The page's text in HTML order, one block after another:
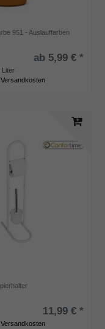
951 - Auslauffarben
ab 5,99 € *
Liter
Versandkosten
11,99 € *
Versandkosten